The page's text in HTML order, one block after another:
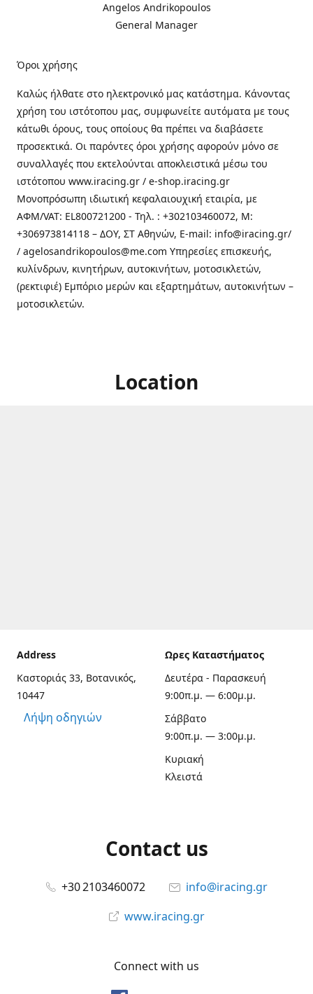
Angelos Andrikopoulos
General Manager
Όροι χρήσης
Καλώς ήλθατε στo ηλεκτρονικό μας κατάστημα. Κάνοντας
χρήση του ιστότοπου μας, συμφωνείτε αυτόματα με τους
κάτωθι όρους, τους οποίους θα πρέπει να διαβάσετε
προσεκτικά. Οι παρόντες όροι χρήσης αφορούν μόνο σε
συναλλαγές που εκτελούνται αποκλειστικά μέσω του
ιστότοπου www.iracing.gr / e-shop.iracing.gr
Μονοπρόσωπη ιδιωτική κεφαλαιουχική εταιρία, με
ΑΦΜ/VAT: EL800721200 - Τηλ. : +302103460072, M:
+306973814118 – ΔΟΥ, ΣΤ Αθηνών, E-mail: info@iracing.gr/
/ agelosandrikopoulos@me.com Υπηρεσίες επισκευής,
κυλίνδρων, κινητήρων, αυτοκινήτων, μοτοσικλετών,
(ρεκτιφιέ) Εμπόριο μερών και εξαρτημάτων, αυτοκινήτων –
μοτοσικλετών.
Location
Address
Καστοριάς 33, Βοτανικός,
10447
Λήψη οδηγιών
Ωρες Καταστήματος
Δευτέρα - Παρασκευή
9:00π.μ. — 6:00μ.μ.
Σάββατο
9:00π.μ. — 3:00μ.μ.
Κυριακή
Κλειστά
Contact us
+30 2103460072
info@iracing.gr
www.iracing.gr
Connect with us